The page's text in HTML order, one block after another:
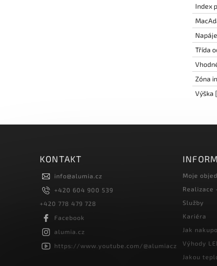
Index
Třída
Zóna
Výška
KONTAKT
info@alumia.cz
+420 604 900 539
+420 778 479 728
Facebook
alumia.cz
https://www.youtube.com/@alumiacz
Moje
Realizace
Služby
Kariéra
Jak
Výhody
Jakou